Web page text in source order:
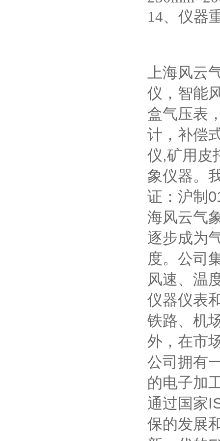
14、仪器
上海风云
仪，智能
盒气压表
计，补偿
仪,矿用皮
象仪器。
证：沪制
海风云气
逐步成为
度。公司
风速、温
仪器仪表
铁路、机
外，在市
公司拥有
的电子加
通过国家
保的发展